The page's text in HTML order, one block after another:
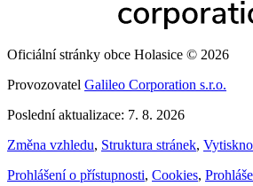
Oficiální stránky obce Holasice © 2026
Provozovatel Galileo Corporation s.r.o.
Poslední aktualizace: 7. 8. 2026
Změna vzhledu, Struktura stránek,
Prohlášení o přístupnosti, Cookies,